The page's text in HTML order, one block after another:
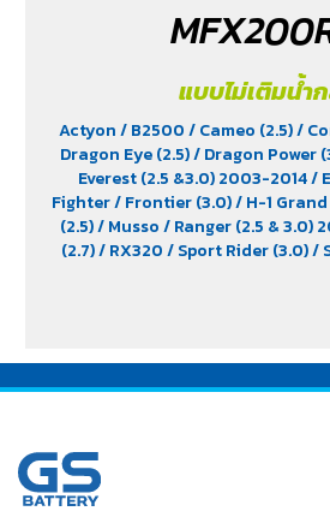
แบบไม่เติมน้ำ
Actyon/ B2500/ Cameo (2.5)/
Dragon Eye (2.5)/ Dragon Power
Everest (2.5 &3.0) 2003-2014/
Fighter/ Frontier (3.0)/ H-1
(2.5)/ Musso/ Ranger (2.5 & 3.0)
(2.7)/ RX320/ Sport Rider (3.0)/